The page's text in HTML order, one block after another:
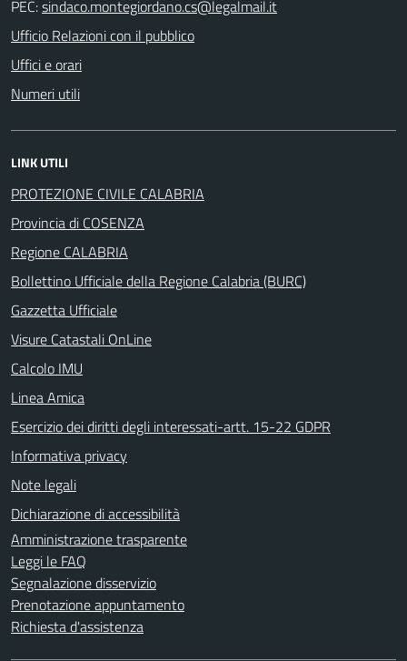
PEC:
Ufficio Relazioni con il pubblico
Uffici e orari
Numeri utili
LINK UTILI
PROTEZIONE CIVILE CALABRIA
Provincia di COSENZA
Regione CALABRIA
Bollettino Ufficiale della Regione Calabria (BURC)
Gazzetta Ufficiale
Visure Catastali OnLine
Calcolo IMU
Linea Amica
Esercizio dei diritti degli interessati-artt. 15-22 GDPR
Informativa privacy
Note legali
Dichiarazione di accessibilità
Amministrazione trasparente
Leggi le FAQ
Segnalazione disservizio
Prenotazione appuntamento
Richiesta d'assistenza